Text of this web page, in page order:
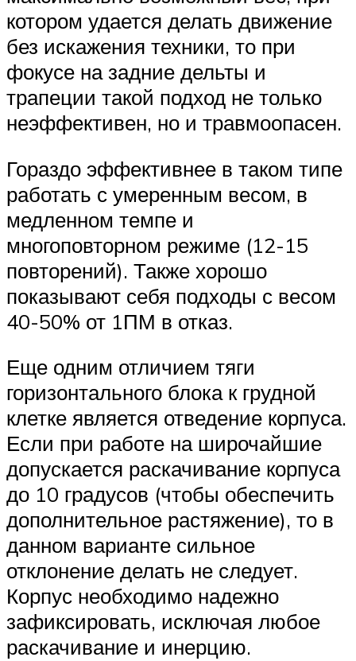
котором удается делать движение
без искажения техники, то при
фокусе на задние дельты и
трапеции такой подход не только
неэффективен, но и травмоопасен.
Гораздо эффективнее в таком типе
работать с умеренным весом, в
медленном темпе и
многоповторном режиме (12-15
повторений). Также хорошо
показывают себя подходы с весом
40-50% от 1ПМ в отказ.
Еще одним отличием тяги
горизонтального блока к грудной
клетке является отведение корпуса.
Если при работе на широчайшие
допускается раскачивание корпуса
до 10 градусов (чтобы обеспечить
дополнительное растяжение), то в
данном варианте сильное
отклонение делать не следует.
Корпус необходимо надежно
зафиксировать, исключая любое
раскачивание и инерцию.